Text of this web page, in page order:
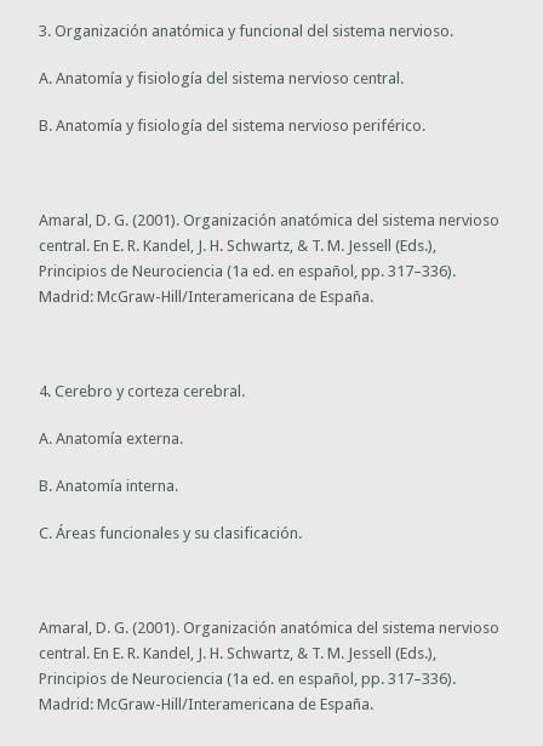
3. Organización anatómica y funcional del sistema nervioso.
A. Anatomía y fisiología del sistema nervioso central.
B. Anatomía y fisiología del sistema nervioso periférico.
Amaral, D. G. (2001). Organización anatómica del sistema nervioso
central. En E. R. Kandel, J. H. Schwartz, & T. M. Jessell (Eds.),
Principios de Neurociencia (1a ed. en español, pp. 317–336).
Madrid: McGraw-Hill/Interamericana de España.
4. Cerebro y corteza cerebral.
A. Anatomía externa.
B. Anatomía interna.
C. Áreas funcionales y su clasificación.
Amaral, D. G. (2001). Organización anatómica del sistema nervioso
central. En E. R. Kandel, J. H. Schwartz, & T. M. Jessell (Eds.),
Principios de Neurociencia (1a ed. en español, pp. 317–336).
Madrid: McGraw-Hill/Interamericana de España.